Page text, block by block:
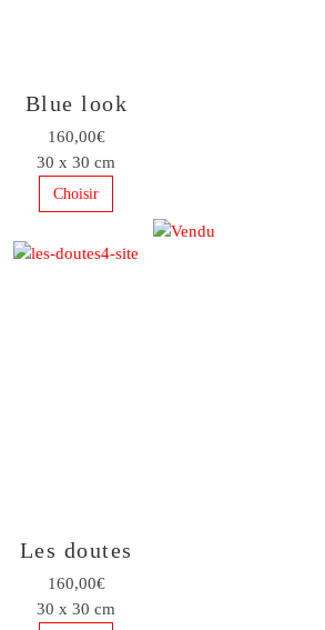
Blue look
160,00€
30 x 30 cm
Choisir
Les doutes
160,00€
30 x 30 cm